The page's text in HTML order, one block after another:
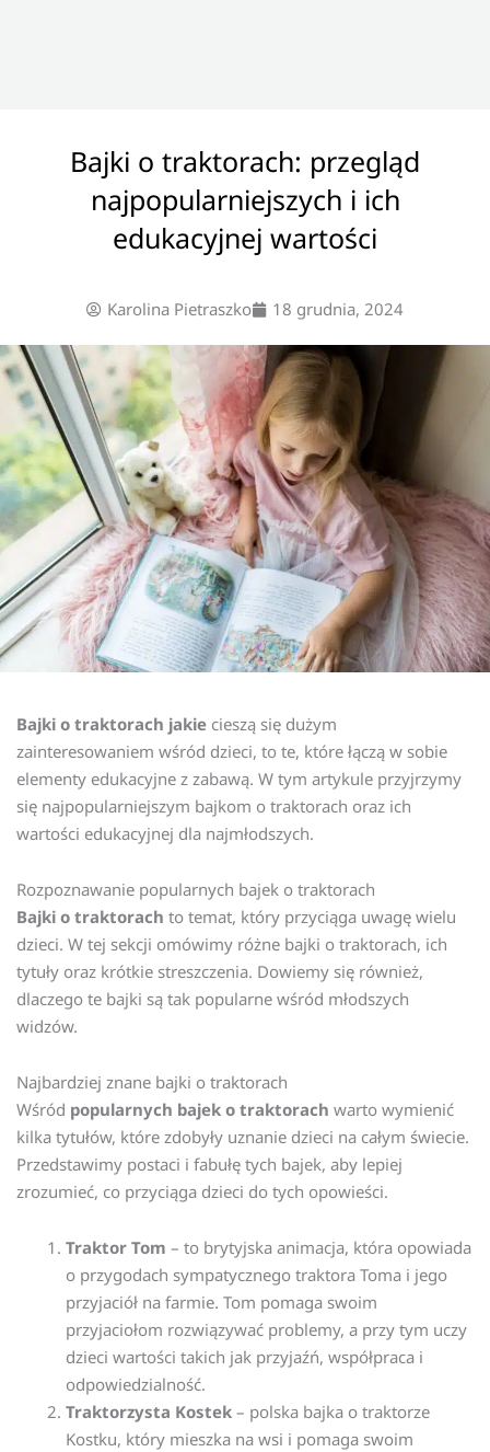
Bajki o traktorach: przegląd
najpopularniejszych i ich
edukacyjnej wartości
Karolina Pietraszko 18 grudnia, 2024
Bajki o traktorach jakie cieszą się dużym
zainteresowaniem wśród dzieci, to te, które łączą w sobie
elementy edukacyjne z zabawą. W tym artykule przyjrzymy
się najpopularniejszym bajkom o traktorach oraz ich
wartości edukacyjnej dla najmłodszych.
Rozpoznawanie popularnych bajek o traktorach
Bajki o traktorach to temat, który przyciąga uwagę wielu
dzieci. W tej sekcji omówimy różne bajki o traktorach, ich
tytuły oraz krótkie streszczenia. Dowiemy się również,
dlaczego te bajki są tak popularne wśród młodszych
widzów.
Najbardziej znane bajki o traktorach
Wśród popularnych bajek o traktorach warto wymienić
kilka tytułów, które zdobyły uznanie dzieci na całym świecie.
Przedstawimy postaci i fabułę tych bajek, aby lepiej
zrozumieć, co przyciąga dzieci do tych opowieści.
Traktor Tom – to brytyjska animacja, która opowiada
o przygodach sympatycznego traktora Toma i jego
przyjaciół na farmie. Tom pomaga swoim
przyjaciołom rozwiązywać problemy, a przy tym uczy
dzieci wartości takich jak przyjaźń, współpraca i
odpowiedzialność.
Traktorzysta Kostek – polska bajka o traktorze
Kostku, który mieszka na wsi i pomaga swoim